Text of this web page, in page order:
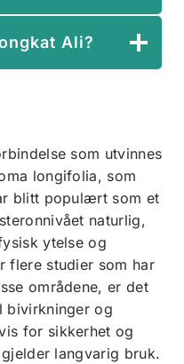
Ali?
som utvinnes
longifolia, som
blitt populært som et
naturlig,
ytelse og
flere studier som har
områdene, er det
bivirkninger og
for sikkerhet og
langvarig bruk.